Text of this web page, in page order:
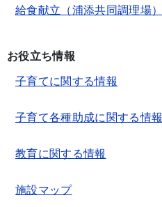
給食献立（浦添共同調理場）
お役立ち情報
子育てに関する情報
子育て各種助成に関する情報
教育に関する情報
施設マップ